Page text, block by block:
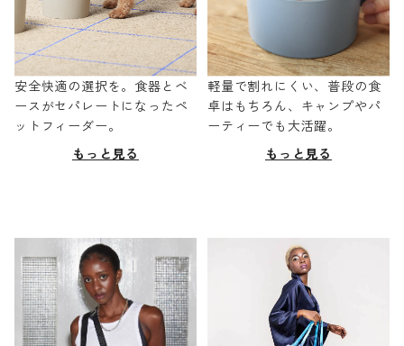
安全快適の選択を。食器とベ
ースがセパレートになったペ
ットフィーダー。
もっと見る
軽量で割れにくい、普段の食
卓はもちろん、キャンプやパ
ーティーでも大活躍。
もっと見る